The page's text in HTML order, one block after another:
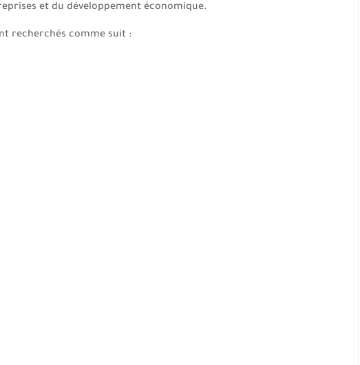
et du développement économique.
recherchés comme suit :